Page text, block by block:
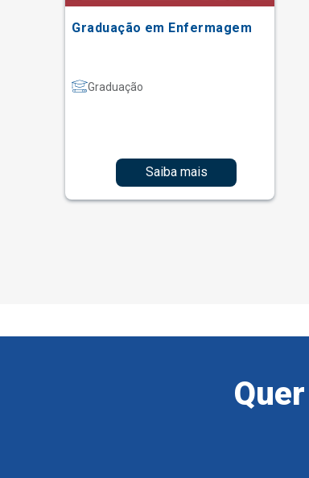
Graduação em Enfermagem
Graduação
Saiba mais